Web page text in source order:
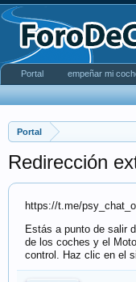
Portal
Redirección
https://t.me/
Estás a punto de salir
de los coches y el
control. Haz clic en el
Portal empeñar mi